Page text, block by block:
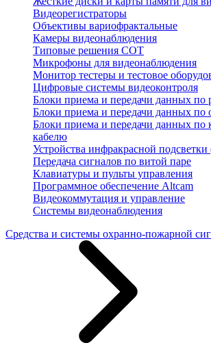
Видеорегистраторы
Объективы вариофрактальные
Камеры видеонаблюдения
Типовые решения СОТ
Микрофоны для видеонаблюдения
Монитор тестеры и тестовое
Цифровые системы видеоконтроля
Блоки приема и передачи данных по
Блоки приема и передачи данных по
Блоки приема и передачи данных по
кабелю
Устройства инфракрасной
Передача сигналов по витой паре
Клавиатуры и пульты управления
Программное обеспечение Altcam
Видеокоммутация и управление
Системы видеонаблюдения
Средства и системы охранно-пожарной